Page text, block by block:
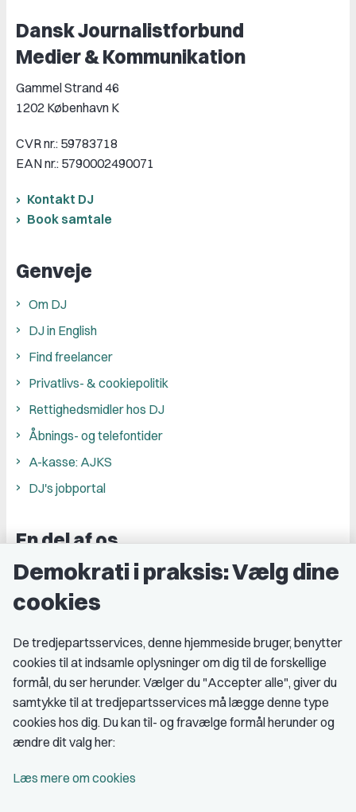
Dansk Journalistforbund
Medier & Kommunikation
Gammel Strand 46
1202 København K
CVR nr.: 59783718
EAN nr.: 5790002490071
Kontakt DJ
Book samtale
Genveje
Om DJ
DJ in English
Find freelancer
Privatlivs- & cookiepolitik
Rettighedsmidler hos DJ
Åbnings- og telefontider
A-kasse: AJKS
DJ's jobportal
En del af os
Grupper og kredse
Studenterorganisationer
Medlemskab
Fordele som medlem
Kontingent
Demokrati i praksis: Vælg dine
cookies
De tredjepartsservices, denne hjemmeside bruger, benytter
cookies til at indsamle oplysninger om dig til de forskellige
formål, du ser herunder. Vælger du "Accepter alle", giver du
samtykke til at tredjepartsservices må lægge denne type
cookies hos dig. Du kan til- og fravælge formål herunder og
ændre dit valg her:
Læs mere om cookies